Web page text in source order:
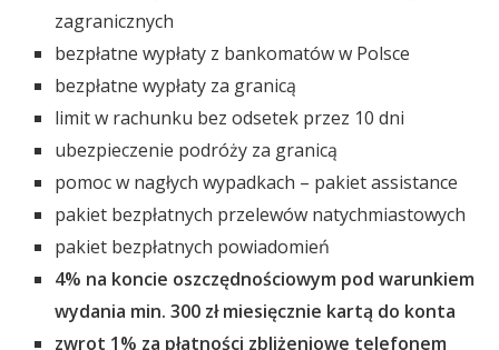
zagranicznych
bezpłatne wypłaty z bankomatów w Polsce
bezpłatne wypłaty za granicą
limit w rachunku bez odsetek przez 10 dni
ubezpieczenie podróży za granicą
pomoc w nagłych wypadkach – pakiet assistance
pakiet bezpłatnych przelewów natychmiastowych
pakiet bezpłatnych powiadomień
4% na koncie oszczędnościowym pod warunkiem
wydania min. 300 zł miesięcznie kartą do konta
zwrot 1% za płatności zbliżeniowe telefonem